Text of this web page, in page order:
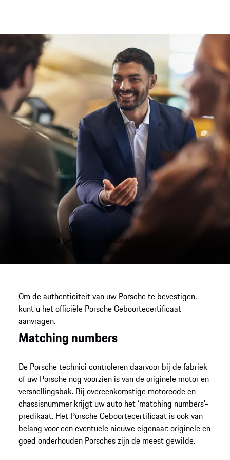
Het Porsche geboortecertificaat
Om de authenticiteit van uw Porsche te bevestigen,
kunt u het officiële Porsche Geboortecertificaat
aanvragen.
Matching numbers
De Porsche technici controleren daarvoor bij de fabriek
of uw Porsche nog voorzien is van de originele motor en
versnellingsbak. Bij overeenkomstige motorcode en
chassisnummer krijgt uw auto het ‘matching numbers’-
predikaat. Het Porsche Geboortecertificaat is ook van
belang voor een eventuele nieuwe eigenaar: originele en
goed onderhouden Porsches zijn de meest gewilde.